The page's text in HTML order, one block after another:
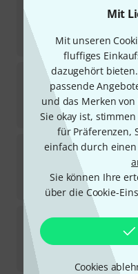
Mit
Mit unseren
fluffiges
dazugehört
passende
und das Merken
Sie okay ist,
für Präferenzen,
einfach durch einen
Sie können Ihre
über die Cookie-
Cookies
21,95 €
Edition Dux
Sofort
15,80€
Edition Dux
Sofort
19,80 €
Edition Dux
In 1–2
27,80